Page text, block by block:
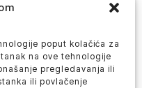
poput kolačića za
na ove tehnologije
pregledavanja ili
ili povlačenje